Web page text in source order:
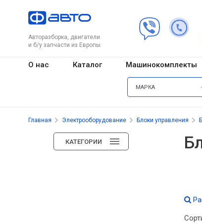
Авторазборка, двигатели
и б/у запчасти из Европы
О нас Каталог Машинокомплекты
МАРКА
Главная Электрооборудование Блоки управления
КАТЕГОРИИ